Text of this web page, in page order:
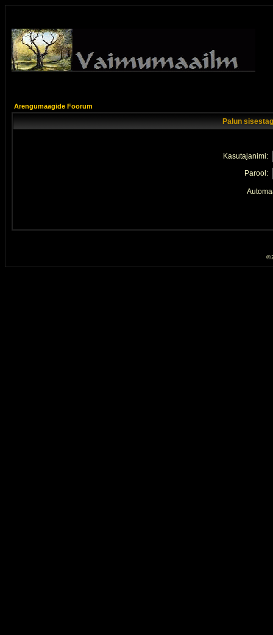
Arengumaagide Foorum
Palun
Kasutajanimi:
Parool:
©